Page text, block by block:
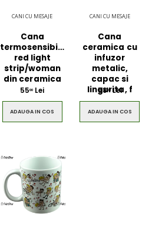
CANI CU MESAJE
Cana
termosensibila
red light
strip/woman
din ceramica
5500 Lei
ADAUGA IN COS
CANI CU MESAJE
Cana
ceramica cu
infuzor
metalic,
capac si
lingurita, f
5800Lei
ADAUGA IN COS